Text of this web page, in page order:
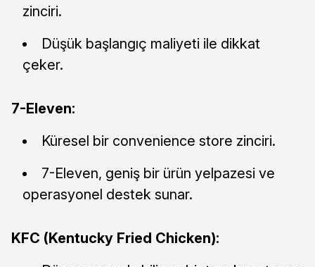
zinciri.
Düşük başlangıç maliyeti ile dikkat
çeker.
7-Eleven:
Küresel bir convenience store zinciri.
7-Eleven, geniş bir ürün yelpazesi ve
operasyonel destek sunar.
KFC (Kentucky Fried Chicken):